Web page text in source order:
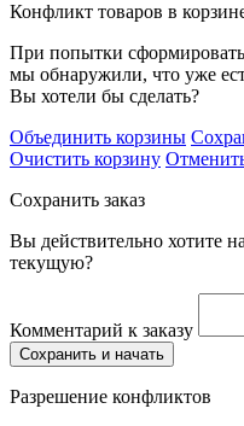
Конфликт товаров в
При попытки сформировать
мы обнаружили, что уже
Вы хотели бы сделать?
Объединить корзины
Очистить корзину
Сохранить заказ
Вы действительно хотите
текущую?
Комментарий к заказу
Сохранить и начать
Разрешение конфликтов